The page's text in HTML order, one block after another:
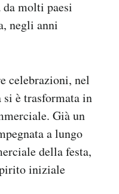
molti paesi
negli anni
celebrazioni, nel
si è trasformata in
Già un
a lungo
della festa,
iniziale